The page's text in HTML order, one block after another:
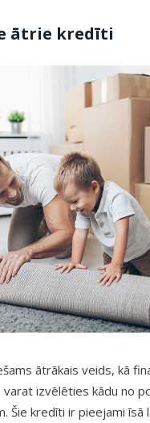
ātrie kredīti
ātrākais veids, kā
izvēlēties kādu no
Šie kredīti ir pieejami īsā